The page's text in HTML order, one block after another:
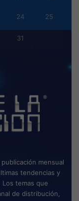
24 25
31
mensual
tendencias y
Los temas que
de distribución,